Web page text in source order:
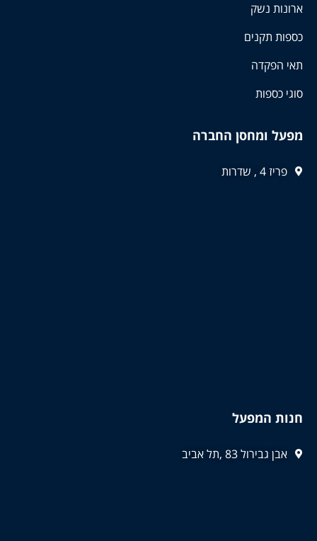
ארונות נשק
כספות תקנים
תאי הפקדה
סוגי כספות
מפעל ומחסן החברה
פריז 4 , שדרות
חנות המפעל
אבן גבירול 83 ,תל אביב